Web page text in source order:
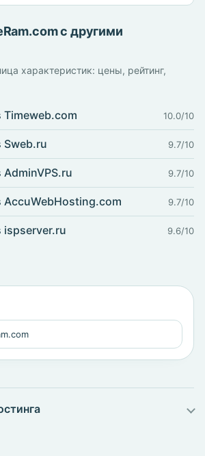
с другими
характеристик: цены, рейтинг,
Timeweb.com 10.0/10
Sweb.ru 9.7/10
AdminVPS.ru 9.7/10
AccuWebHosting.com 9.7/10
ispserver.ru 9.6/10